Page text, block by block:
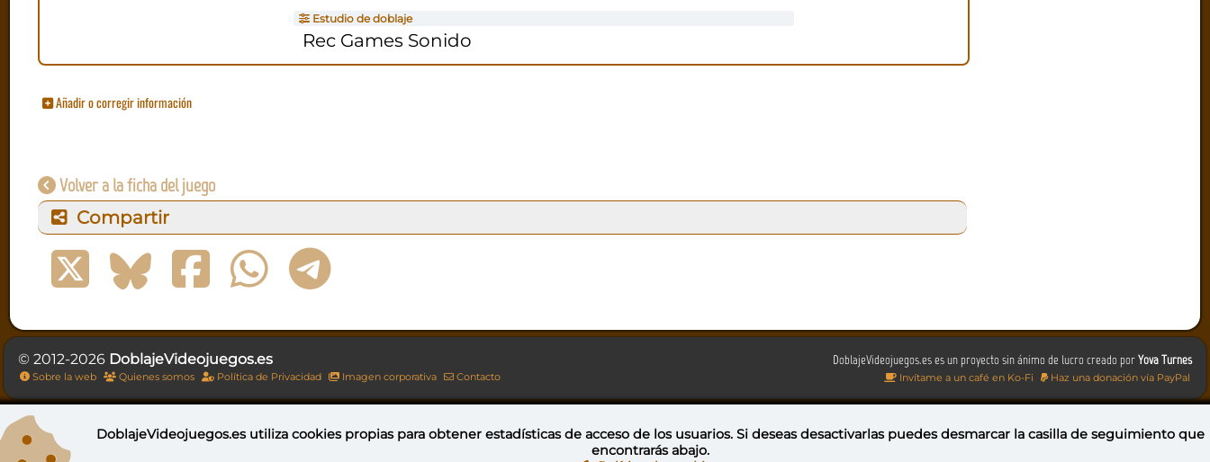
Estudio de doblaje
Rec Games Sonido
Añadir o corregir información
Volver a la ficha del juego
Compartir
DoblajeVideojuegos.es es un proyecto sin ánimo de lucro creado porYova Turnes
Invítame a un café en Ko-Fi Haz una donación vía PayPal
© 2012-2026 DoblajeVideojuegos.es
Sobre la web Quienes somos Política de Privacidad Imagen corporativa Contacto
Esta obra está bajo una licencia de Creative Commons Reconocimiento-NoComercial-CompartirIgual 4.0 Internacional
DoblajeVideojuegos.es utilizacookies propiaspara obtener estadísticas de acceso de los usuarios. Si deseas desactivarlas puedesdesmarcar la casilla de seguimiento que
encontrarás abajo.